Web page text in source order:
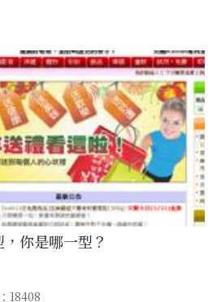
你是哪一型？
18408